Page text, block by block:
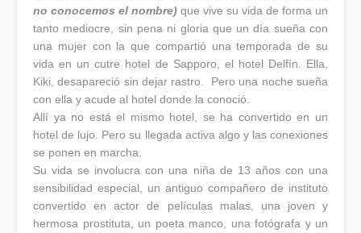
no conocemos el nombre) que vive su vida de forma un
tanto mediocre, sin pena ni gloria que un día sueña con
una mujer con la que compartió una temporada de su
vida en un cutre hotel de Sapporo, el hotel Delfín. Ella,
Kiki, desapareció sin dejar rastro. Pero una noche sueña
con ella y acude al hotel donde la conoció.
Allí ya no está el mismo hotel, se ha convertido en un
hotel de lujo. Pero su llegada activa algo y las conexiones
se ponen en marcha.
Su vida se involucra con una niña de 13 años con una
sensibilidad especial, un antiguo compañero de instituto
convertido en actor de películas malas, una joven y
hermosa prostituta, un poeta manco, una fotógrafa y un